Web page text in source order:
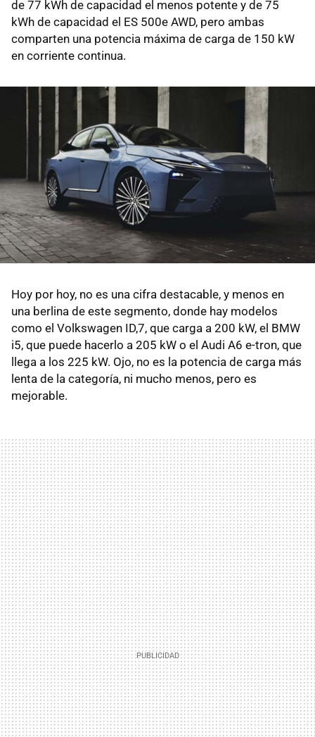
de 77 kWh de capacidad el menos potente y de 75
kWh de capacidad el ES 500e AWD, pero ambas
comparten una potencia máxima de carga de 150 kW
en corriente continua.
Hoy por hoy, no es una cifra destacable, y menos en
una berlina de este segmento, donde hay modelos
como el Volkswagen ID,7, que carga a 200 kW, el BMW
i5, que puede hacerlo a 205 kW o el Audi A6 e-tron, que
llega a los 225 kW. Ojo, no es la potencia de carga más
lenta de la categoría, ni mucho menos, pero es
mejorable.